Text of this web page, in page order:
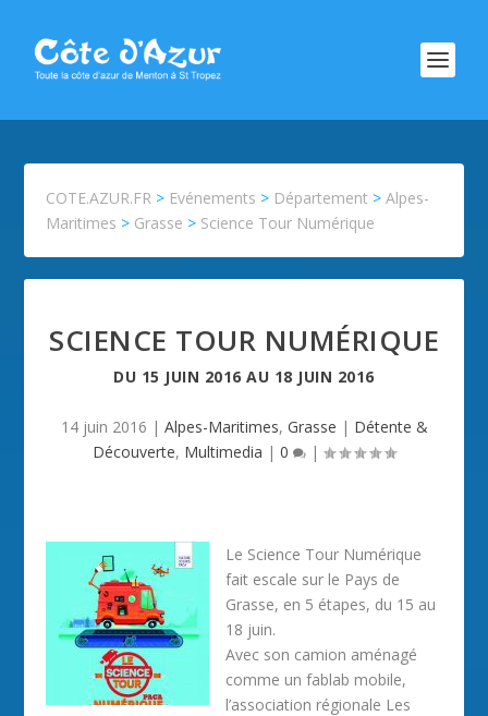
COTE.AZUR.FR > Evénements > Département >Alpes-
Maritimes > Grasse > Science Tour Numérique
SCIENCE TOUR NUMÉRIQUE
DU 15 JUIN 2016 AU 18 JUIN 2016
14 juin 2016 | Alpes-Maritimes, Grasse | Détente &
Découverte, Multimedia | 0 |
Le Science Tour Numérique
fait escale sur le Pays de
Grasse, en 5 étapes, du 15 au
18 juin.
Avec son camion aménagé
comme un fablab mobile,
l’association régionale Les